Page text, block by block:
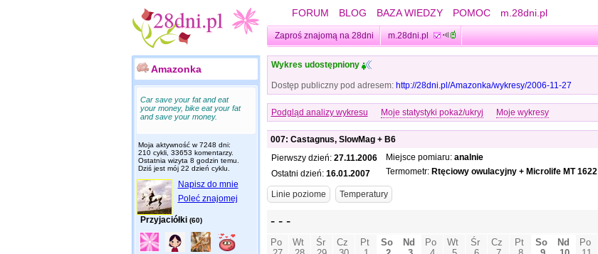
FORUM BLOG BAZA WIEDZY POMOC m.28dni.pl
Zaproś znajomą na 28dni m.28dni.pl
Amazonka
Car save your fat and eat
your money, bike eat your fat
and save your money.
Moja aktywność w 7248 dni:
210 cykli, 33653 komentarzy.
Ostatnia wizyta 8 godzin temu
Dziś jest mój 22 dzień cyklu.
Napisz do mnie
Poleć znajomej
Przyjaciółki (60)
Wykres udostępniony
Dostęp publiczny pod adresem: http://28dni.pl/Amazonka/wykresy/2006-11-27
Podgląd analizy wykresu Moje statystyki pokaż/ukryj Moje wykresy
007: Castagnus, SlowMag + B6
Pierwszy dzień: 27.11.2006
Ostatni dzień: 16.01.2007
Miejsce pomiaru: analnie
Termometr: Rtęciowy owulacyjny + Microlife MT 1622